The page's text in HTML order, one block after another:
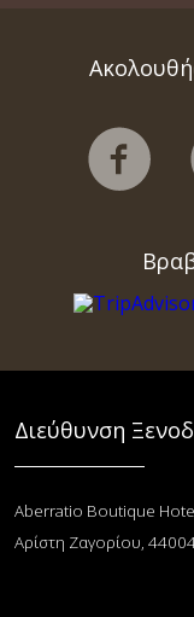
Διεύθυνση
Aberratio Boutique
Αρίστη Ζαγορίου,